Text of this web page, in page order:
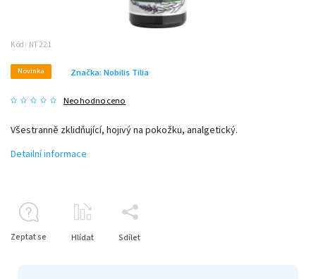
Kód: NT221
Novinka
Neohodnoceno
Značka: Nobilis Tilia
Všestranně zklidňující, hojivý na pokožku, analgetický.
Detailní informace
Zeptat se Hlídat Sdílet